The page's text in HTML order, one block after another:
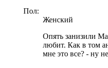
Пол:
Женский
Опять занизили
любит. Как в том
мне это все? - ну